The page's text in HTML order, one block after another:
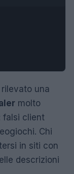
una
molto
falsi client
Chi
in siti con
descrizioni